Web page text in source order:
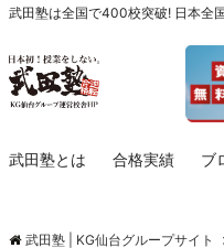
武田塾は全国で400校突破! 日本全
武田塾とは 合格実績 ブ
武田塾 | KG仙台グループサイト